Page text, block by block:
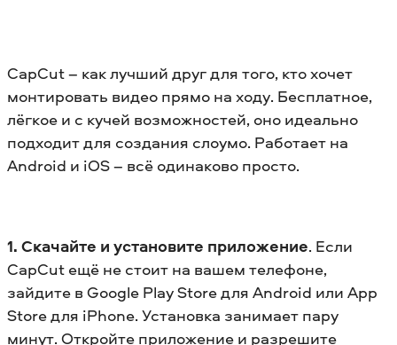
CapCut – как лучший друг для того, кто хочет
монтировать видео прямо на ходу. Бесплатное,
лёгкое и с кучей возможностей, оно идеально
подходит для создания слоумо. Работает на
Android и iOS – всё одинаково просто.
1. Скачайте и установите приложение. Если
CapCut ещё не стоит на вашем телефоне,
зайдите в Google Play Store для Android или App
Store для iPhone. Установка занимает пару
минут. Откройте приложение и разрешите